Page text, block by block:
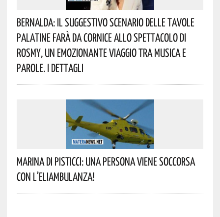
Bernalda: Il Suggestivo Scenario Delle Tavole
Palatine Farà Da Cornice Allo Spettacolo Di
Rosmy, Un Emozionante Viaggio Tra Musica E
Parole. I Dettagli
Marina Di Pisticci: Una Persona Viene Soccorsa
Con L’eliambulanza!